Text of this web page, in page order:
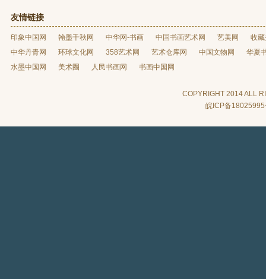
友情链接
印象中国网 翰墨千秋网 中华网-书画 中国书画艺术网 艺美网
收
中华丹青网
环球文化网 358艺术网 艺术仓库网 中国文物网
华夏
水墨中国网
美术圈 人民书画网 书画中国网
COPYRIGHT 2014 ALL
皖ICP备18025995